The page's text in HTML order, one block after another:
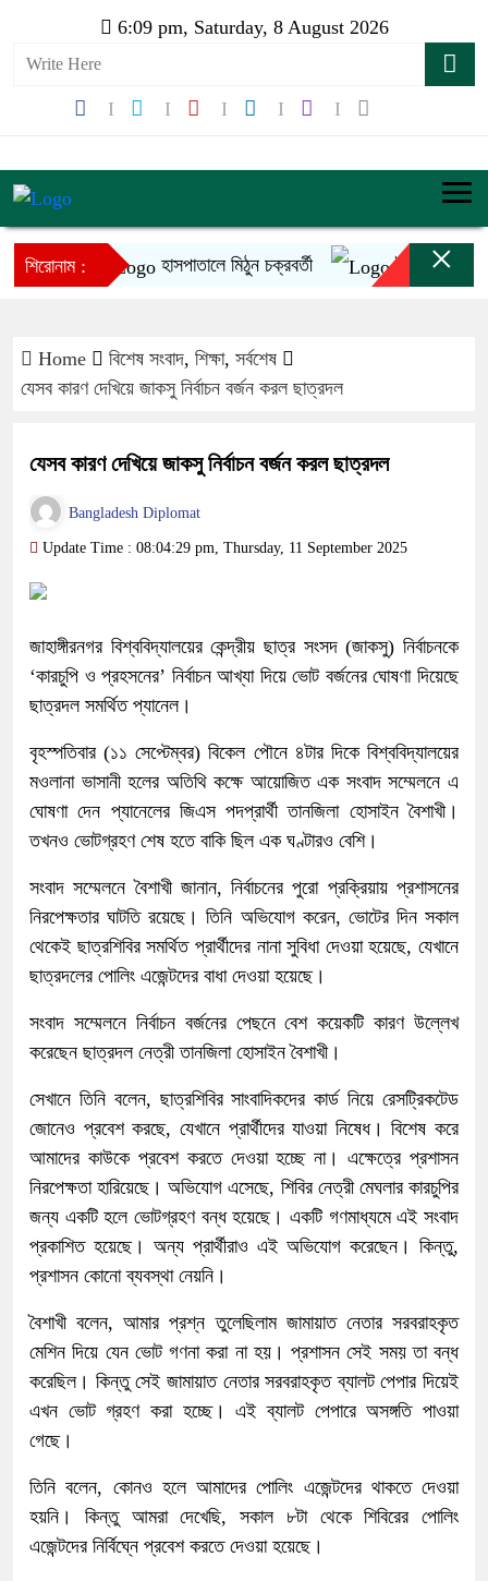
6:09 pm, Saturday, 8 August 2026
শিরোনাম : হাসপাতালে মিঠুন চক্রবর্তী ইনফান্তিনোর×
Home বিশেষ সংবাদ, শিক্ষা, সর্বশেষ
যেসব কারণ দেখিয়ে জাকসু নির্বাচন বর্জন করল ছাত্রদল
যেসব কারণ দেখিয়ে জাকসু নির্বাচন বর্জন করল ছাত্রদল
Bangladesh Diplomat
Update Time : 08:04:29 pm, Thursday, 11 September 2025
জাহাঙ্গীরনগর বিশ্ববিদ্যালয়ের কেন্দ্রীয় ছাত্র সংসদ (জাকসু) নির্বাচনকে
‘কারচুপি ও প্রহসনের’ নির্বাচন আখ্যা দিয়ে ভোট বর্জনের ঘোষণা দিয়েছে
ছাত্রদল সমর্থিত প্যানেল।
বৃহস্পতিবার (১১ সেপ্টেম্বর) বিকেল পৌনে ৪টার দিকে বিশ্ববিদ্যালয়ের
মওলানা ভাসানী হলের অতিথি কক্ষে আয়োজিত এক সংবাদ সম্মেলনে এ
ঘোষণা দেন প্যানেলের জিএস পদপ্রার্থী তানজিলা হোসাইন বৈশাখী।
তখনও ভোটগ্রহণ শেষ হতে বাকি ছিল এক ঘণ্টারও বেশি।
সংবাদ সম্মেলনে বৈশাখী জানান, নির্বাচনের পুরো প্রক্রিয়ায় প্রশাসনের
নিরপেক্ষতার ঘাটতি রয়েছে। তিনি অভিযোগ করেন, ভোটের দিন সকাল
থেকেই ছাত্রশিবির সমর্থিত প্রার্থীদের নানা সুবিধা দেওয়া হয়েছে, যেখানে
ছাত্রদলের পোলিং এজেন্টদের বাধা দেওয়া হয়েছে।
সংবাদ সম্মেলনে নির্বাচন বর্জনের পেছনে বেশ কয়েকটি কারণ উল্লেখ
করেছেন ছাত্রদল নেত্রী তানজিলা হোসাইন বৈশাখী।
সেখানে তিনি বলেন, ছাত্রশিবির সাংবাদিকদের কার্ড নিয়ে রেসট্রিকটেড
জোনেও প্রবেশ করছে, যেখানে প্রার্থীদের যাওয়া নিষেধ। বিশেষ করে
আমাদের কাউকে প্রবেশ করতে দেওয়া হচ্ছে না। এক্ষেত্রে প্রশাসন
নিরপেক্ষতা হারিয়েছে। অভিযোগ এসেছে, শিবির নেত্রী মেঘলার কারচুপির
জন্য একটি হলে ভোটগ্রহণ বন্ধ হয়েছে। একটি গণমাধ্যমে এই সংবাদ
প্রকাশিত হয়েছে। অন্য প্রার্থীরাও এই অভিযোগ করেছেন। কিন্তু,
প্রশাসন কোনো ব্যবস্থা নেয়নি।
বৈশাখী বলেন, আমার প্রশ্ন তুলেছিলাম জামায়াত নেতার সরবরাহকৃত
মেশিন দিয়ে যেন ভোট গণনা করা না হয়। প্রশাসন সেই সময় তা বন্ধ
করেছিল। কিন্তু সেই জামায়াত নেতার সরবরাহকৃত ব্যালট পেপার দিয়েই
এখন ভোট গ্রহণ করা হচ্ছে। এই ব্যালট পেপারে অসঙ্গতি পাওয়া
গেছে।
তিনি বলেন, কোনও হলে আমাদের পোলিং এজেন্টদের থাকতে দেওয়া
হয়নি। কিন্তু আমরা দেখেছি, সকাল ৮টা থেকে শিবিরের পোলিং
এজেন্টদের নির্বিঘ্নে প্রবেশ করতে দেওয়া হয়েছে।